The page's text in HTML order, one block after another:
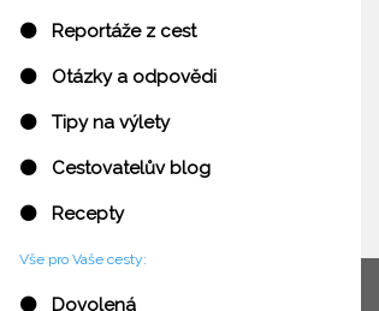
⚫ Reportáže z cest
⚫ Otázky a odpovědi
⚫ Tipy na výlety
⚫ Cestovatelův blog
⚫ Recepty
Vše pro Vaše cesty:
⚫ Dovolená